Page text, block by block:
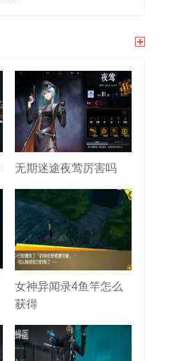
无期迷途夜莺厉害吗
女神异闻录4鱼竿怎么
获得